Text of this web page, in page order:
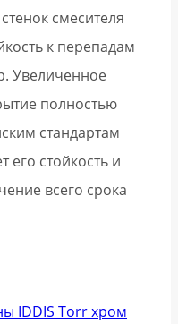
смесителя
к перепадам
Увеличенное
полностью
стандартам
его стойкость и
всего срока